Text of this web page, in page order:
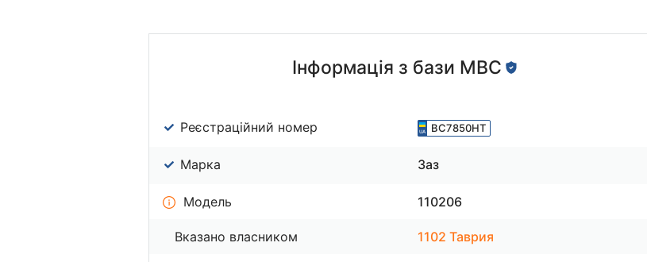
Інформація з бази МВС
Реєстраційний номер BC7850HT
Марка Заз
Модель 110206
Вказано власником 1102 Таврия